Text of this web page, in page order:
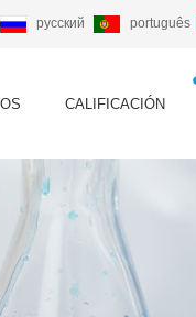
русский português
CALIFICACIÓN